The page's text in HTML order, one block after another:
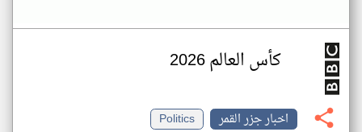
كأس العالم 2026
اخبار جزر القمر
Politics